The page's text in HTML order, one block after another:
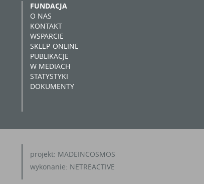
FUNDACJA
O NAS
KONTAKT
WSPARCIE
SKLEP-ONLINE
PUBLIKACJE
W MEDIACH
STATYSTYKI
DOKUMENTY
projekt: MADEINCOSMOS
wykonanie: NETREACTIVE